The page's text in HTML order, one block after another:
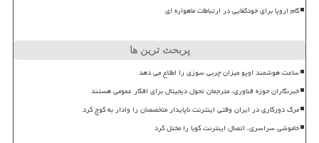
گام اروپا برای خودکفایی در ارتباطات ماهواره ای
پربحث ترین ها
ساعت هوشمند اوپو میزان چربی سوزی را اطلاع می دهد
خبرنگاران حوزه فناوری، مترجمان تحول دیجیتال برای افکار عمومی هستند
مرگ دورکاری در ایران وقتی اینترنت ناپایدار متخصصان را وادار به کوچ کرد
خاموشی سراسری، اتصال اینترنت کوبا را مختل کرد